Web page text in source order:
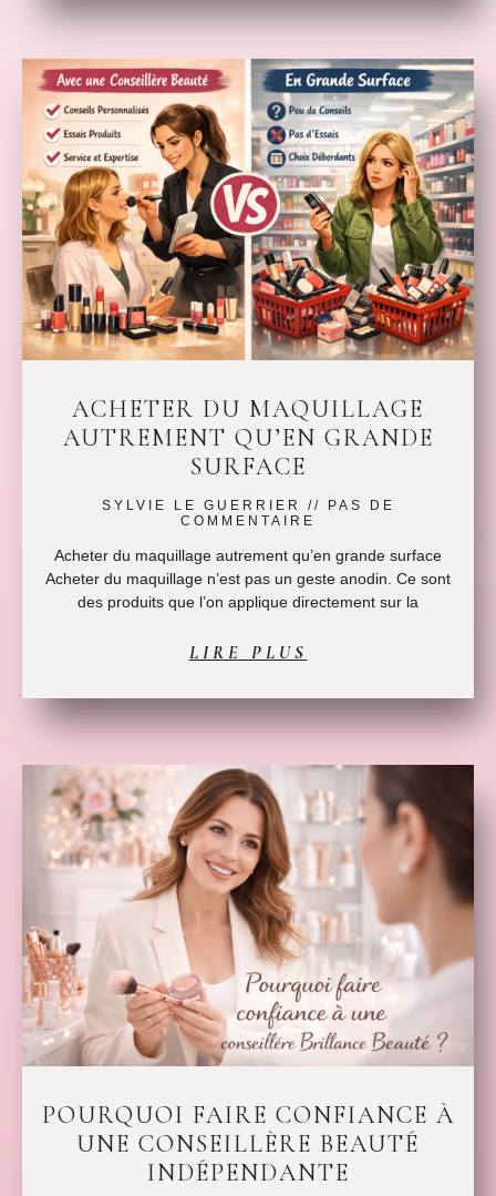
ACHETER DU MAQUILLAGE
AUTREMENT QU’EN GRANDE
SURFACE
SYLVIE LE GUERRIER
PAS DE
COMMENTAIRE
Acheter du maquillage autrement qu’en grande surface
Acheter du maquillage n’est pas un geste anodin. Ce sont
des produits que l’on applique directement sur la
LIRE PLUS
POURQUOI FAIRE CONFIANCE À
UNE CONSEILLÈRE BEAUTÉ
INDÉPENDANTE